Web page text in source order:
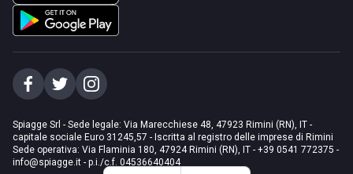
Spiagge Srl - Sede legale: Via Marecchiese 48, 47923 Rimini (RN), IT -
capitale sociale Euro 31245,57 - Iscritta al registro delle imprese di Rimini
Sede operativa: Via Flaminia 180, 47924 Rimini (RN), IT - +39 0541 772375 -
info@spiagge.it - p.i./c.f. 04536640404